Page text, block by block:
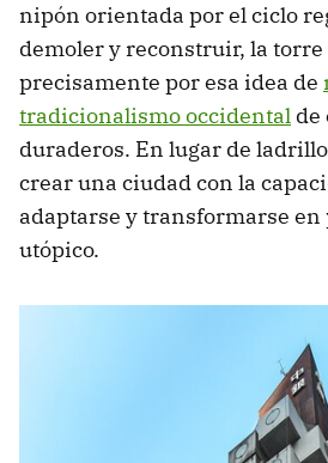
nipón orientada por el ciclo
demoler y reconstruir, la
precisamente por esa idea de
tradicionalismo occidental de
duraderos. En lugar de
crear una ciudad con la
adaptarse y transformarse
utópico.